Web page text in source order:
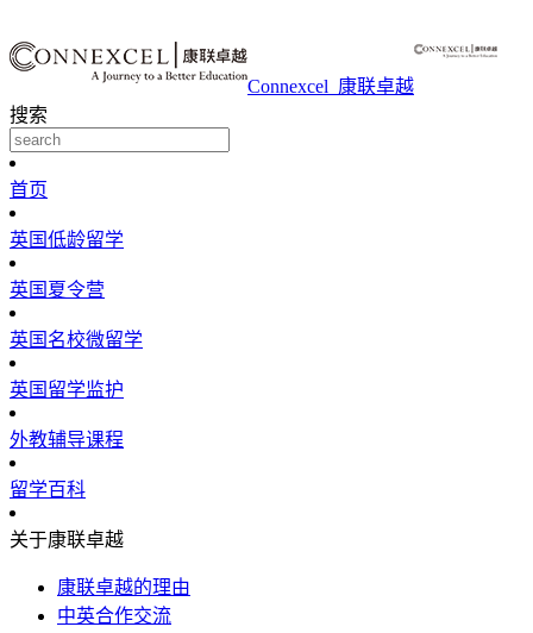
Connexcel_康联卓越
搜索
首页
英国低龄留学
英国夏令营
英国名校微留学
英国留学监护
外教辅导课程
留学百科
关于康联卓越
康联卓越的理由
中英合作交流